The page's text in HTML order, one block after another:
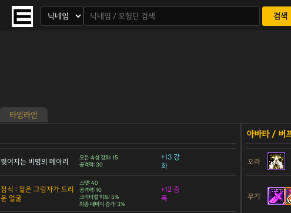
검색
타임라인
찢어지는 비명의 메아리
모든 속성 강화: 15
공격력: 30
+13 강
화
잠식 : 짙은 그림자가 드리
운 얼굴
스탯: 40
공격력: 10
크리티컬 히트: 5%
최종 데미지 증가: 3%
+12 증
폭
오라
무기